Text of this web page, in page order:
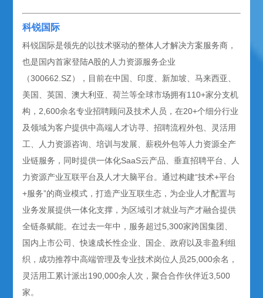
科锐国际
科锐国际是领先的以技术驱动的整体人才解决方案服务商，
也是国内首家登陆A股的人力资源服务企业
（300662.SZ），目前在中国、印度、新加坡、马来西亚、
美国、英国、澳大利亚、荷兰等全球市场拥有110+家分支机
构，2,600余名专业招聘顾问及技术人员，在20+个细分行业
及领域为客户提供中高端人才访寻、招聘流程外包、灵活用
工、人力资源咨询、培训与发展、薪税外包等人力资源全产
业链服务，同时提供一体化SaaS云产品、垂直招聘平台、人
力资源产业互联平台及人才大脑平台。通过构建“技术+平台
+服务”的商业模式，打造产业互联生态，为企业人才配置与
业务发展提供一体化支撑，为区域引才就业与产才融合提供
全链条赋能。在过去一年中，服务超过5,300家跨国集团、
国内上市公司、快速成长性企业、国企、政府以及非盈利组
织，成功推荐中高端管理及专业技术岗位人员25,000余名，
灵活用工累计派出190,000余人次，聚合合作伙伴近3,500
家。